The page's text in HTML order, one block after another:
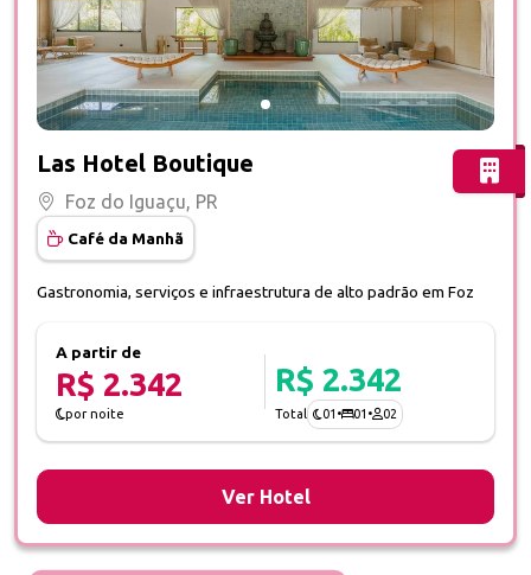
Las Hotel Boutique
Foz do Iguaçu, PR
Café da Manhã
Gastronomia, serviços e infraestrutura de alto padrão em Foz
A partir de
R$ 2.342
por noite
R$ 2.342
Total 01 • 01 • 02
Ver Hotel